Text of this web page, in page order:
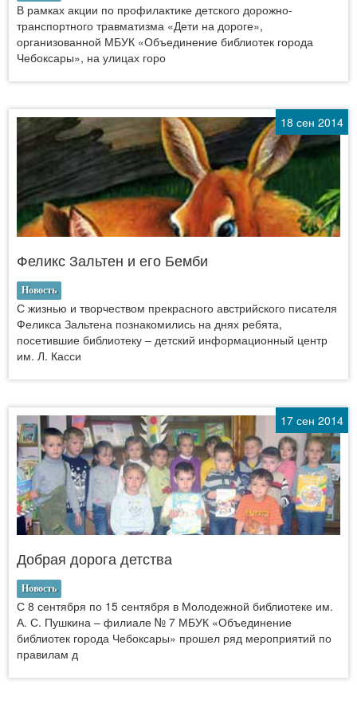
В рамках акции по профилактике детского дорожно-
транспортного травматизма «Дети на дороге»,
организованной МБУК «Объединение библиотек города
Чебоксары», на улицах горо
18 сен 2014
Феликс Зальтен и его Бемби
Новость
С жизнью и творчеством прекрасного австрийского писателя
Феликса Зальтена познакомились на днях ребята,
посетившие библиотеку – детский информационный центр
им. Л. Касси
17 сен 2014
Добрая дорога детства
Новость
С 8 сентября по 15 сентября в Молодежной библиотеке им.
А. С. Пушкина – филиале № 7 МБУК «Объединение
библиотек города Чебоксары» прошел ряд мероприятий по
правилам д